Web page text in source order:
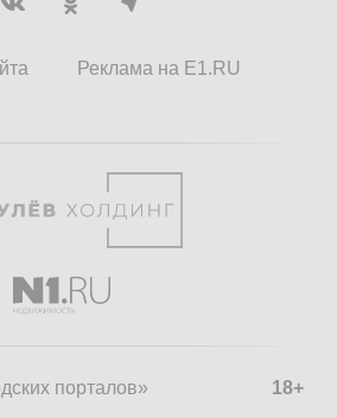
Реклама на E1.RU
18+
порталов»